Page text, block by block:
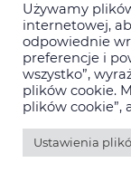
Strona główna
BIM Ally Toolbox
Kariera
Blog
Realizacja:Piotr
@BIM Ally2022
All Rights
Używamy
internetowej,
odpowiednie
preferencje i
wszystko”,
plików cookie.
plików cookie”,
Ustawienia